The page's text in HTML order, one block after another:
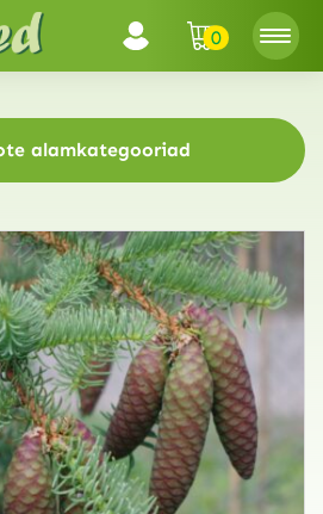
0
alamkategooriad